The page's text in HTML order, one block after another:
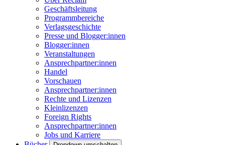
Geschäftsleitung
Programmbereiche
Verlagsgeschichte
Presse und Blogger:innen
Blogger:innen
Veranstaltungen
Ansprechpartner:innen
Handel
Vorschauen
Ansprechpartner:innen
Rechte und Lizenzen
Kleinlizenzen
Foreign Rights
Ansprechpartner:innen
Jobs und Karriere